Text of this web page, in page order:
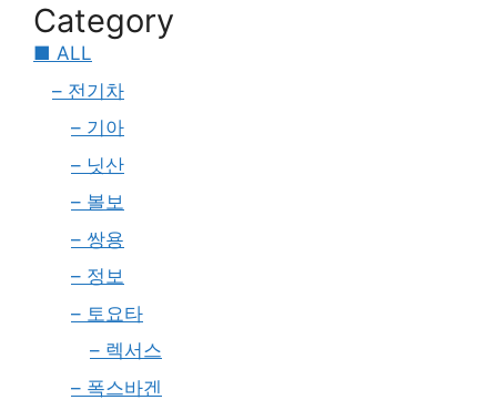
Category
■ ALL
– 전기차
– 기아
– 닛산
– 볼보
– 쌍용
– 정보
– 토요타
– 렉서스
– 폭스바겐